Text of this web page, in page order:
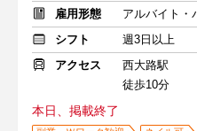
雇用形態
アルバイト・
シフト
週3日以上
アクセス
西大路駅
徒歩10分
本日、掲載終了